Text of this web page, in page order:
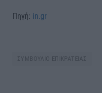
Πηγή: in.gr
ΣΥΜΒΟΥΛΙΟ ΕΠΙΚΡΑΤΕΙΑΣ